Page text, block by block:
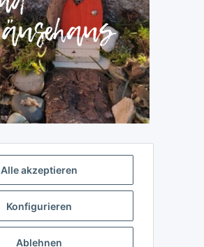
Alle akzeptieren
Konfigurieren
Ablehnen